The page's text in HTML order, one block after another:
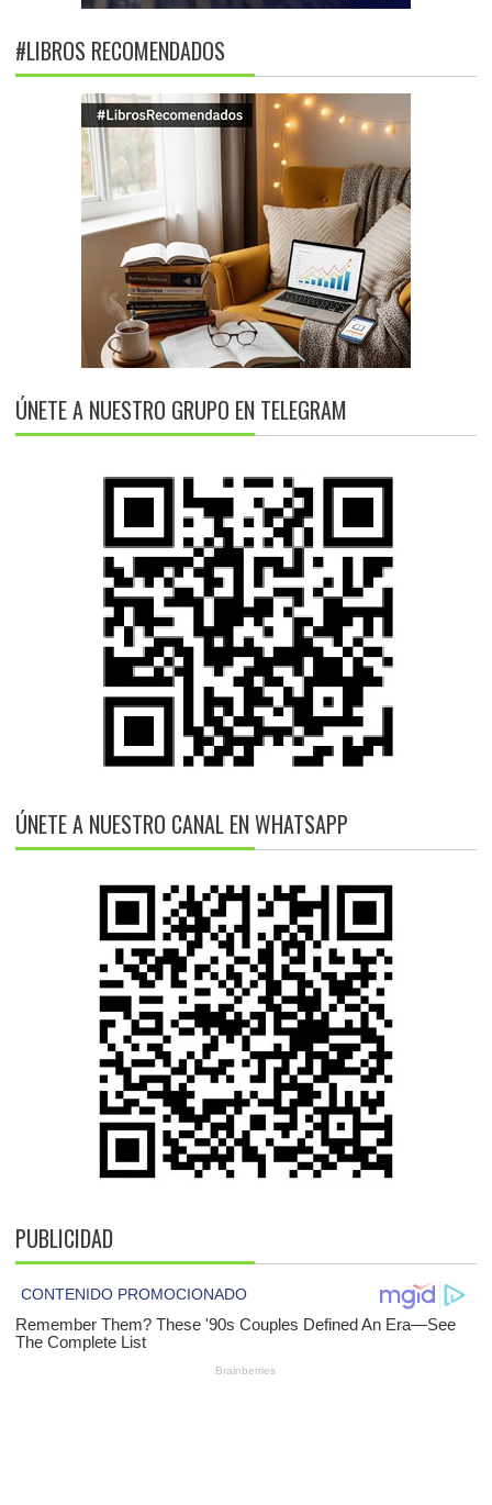
#LIBROS RECOMENDADOS
ÚNETE A NUESTRO GRUPO EN TELEGRAM
ÚNETE A NUESTRO CANAL EN WHATSAPP
PUBLICIDAD